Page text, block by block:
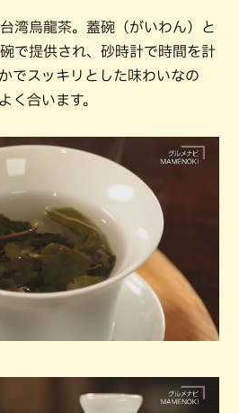
湾烏龍茶。蓋碗（がいわん）と
で提供され、砂時計で時間を計
でスッキリとした味わいなの
く合います。